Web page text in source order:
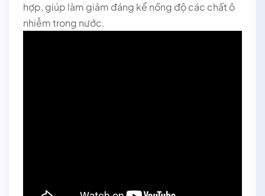
hợp, giúp làm giảm đáng kể nồng độ các chất ô
nhiễm trong nước.